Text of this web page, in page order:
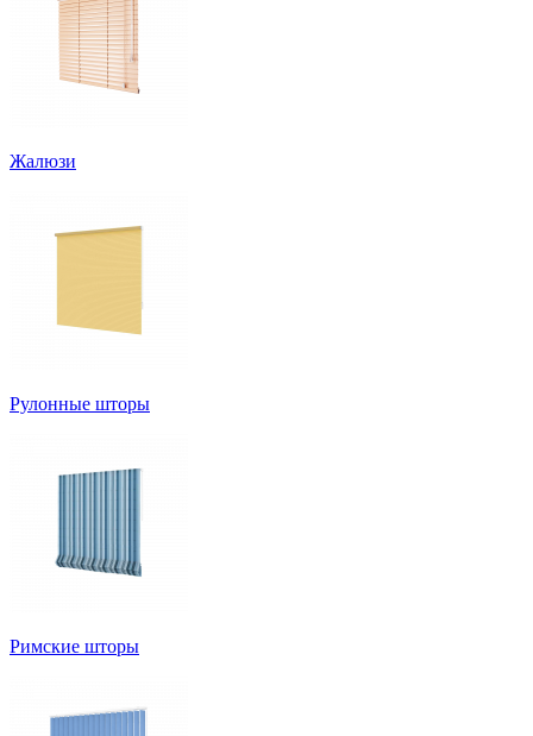
Жалюзи
Рулонные шторы
Римские шторы